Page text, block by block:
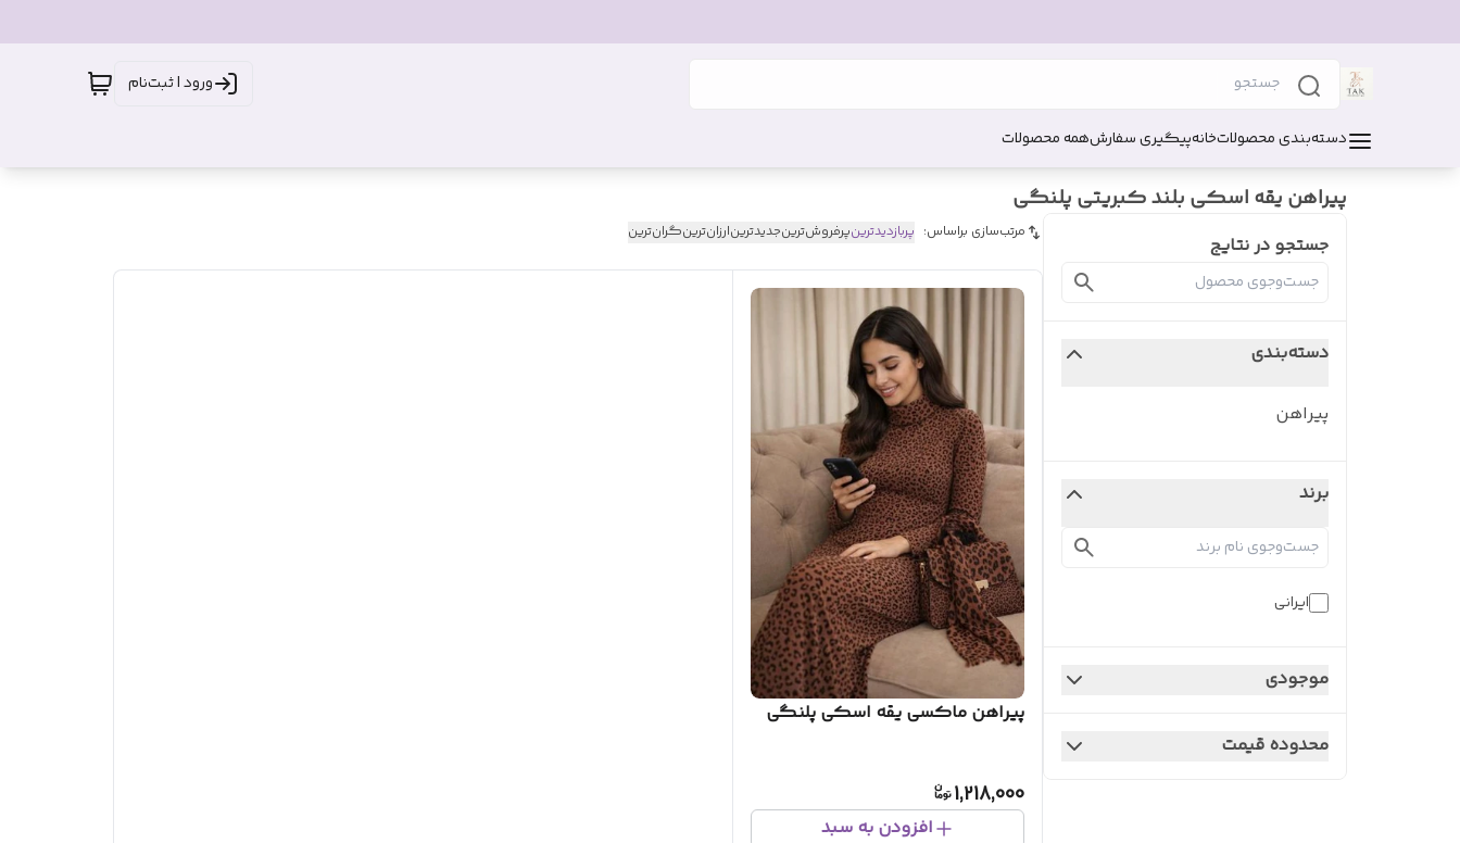
ورود | ثبت‌نام
دسته‌بندی محصولاتخانهپیگیری سفارشهمه محصولات
پیراهن یقه اسکی بلند کبریتی پلنگی
جستجو در نتایج
دسته‌بندی
پیراهن
برند
ایرانی
موجودی
محدوده قیمت
مرتب‌سازی براساس: پربازدیدترینپرفروش‌ترینجدیدترینارزان‌ترینگران‌ترین
پیراهن ماکسی یقه اسکی پلنگی
1,218,000
افزودن به سبد